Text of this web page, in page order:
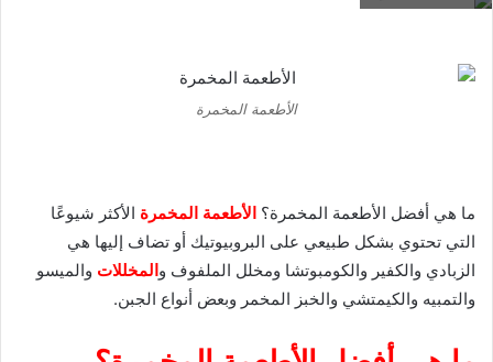
الأطعمة المخمرة
ما هي أفضل الأطعمة المخمرة؟ الأطعمة المخمرة الأكثر شيوعًا
التي تحتوي بشكل طبيعي على البروبيوتيك أو تضاف إليها هي
الزبادي والكفير والكومبوتشا ومخلل الملفوف والمخللات والميسو
والتمبيه والكيمتشي والخبز المخمر وبعض أنواع الجبن.